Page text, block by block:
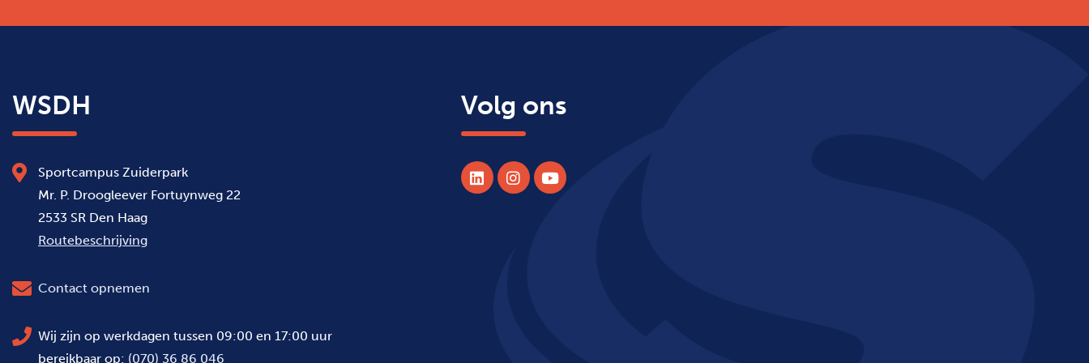
WSDH
Sportcampus Zuiderpark
Mr. P. Droogleever Fortuynweg 22
2533 SR Den Haag
Routebeschrijving
Contact opnemen
Wij zijn op werkdagen tussen 09:00 en 17:00 uur
bereikbaar op: (070) 36 86 046
Volg ons